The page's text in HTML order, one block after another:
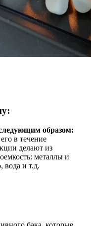
образом:
в течение
делают из
металлы и
вода и т.д.